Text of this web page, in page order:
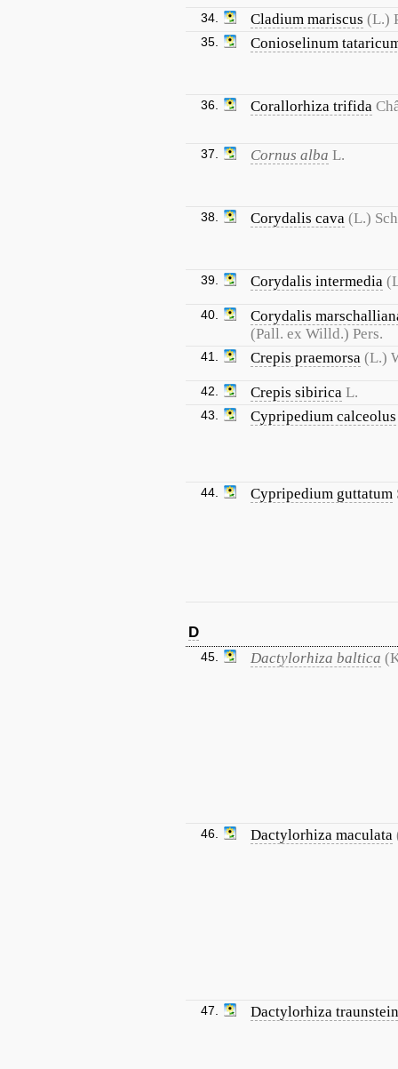
34. Cladium mariscus (L.)
35. Conioselinum
36. Corallorhiza trifida
37. Cornus alba L.
38. Corydalis cava (L.)
39. Corydalis intermedia
40.
Corydalis
(Pall. ex Willd.) Pers.
41. Crepis praemorsa (L.)
42. Crepis sibirica L.
43. Cypripedium calceolus
44. Cypripedium guttatum
D
45. Dactylorhiza baltica
46. Dactylorhiza maculata
47. Dactylorhiza